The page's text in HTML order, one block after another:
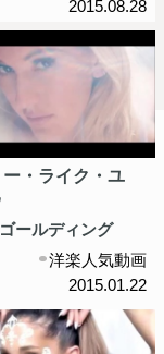
2015.08.28
・ライク・ユ
ールディング
洋楽人気動画
2015.01.22